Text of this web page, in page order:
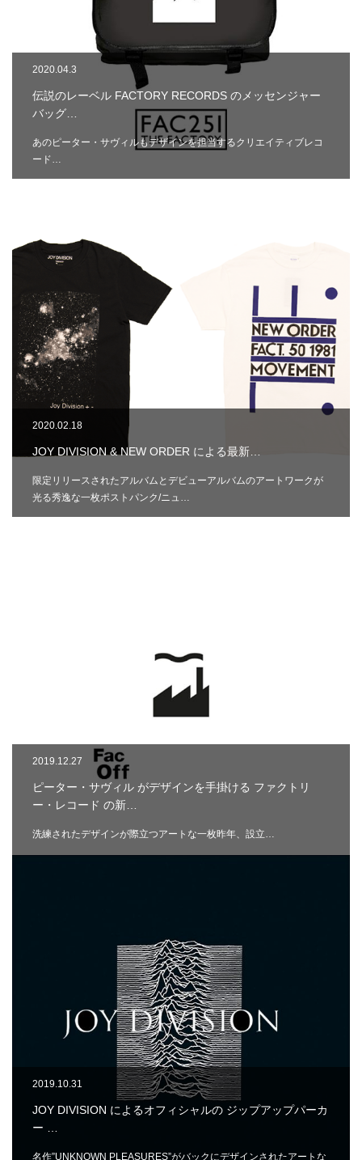
2020.04.3
伝説のレーベル FACTORY RECORDS のメッセンジャー
バッグ…
あのピーター・サヴィルもデザインを担当するクリエイティブレコ
ード…
2020.02.18
JOY DIVISION & NEW ORDER による最新…
限定リリースされたアルバムとデビューアルバムのアートワークが
光る秀逸な一枚ポストパンク/ニュ…
2019.12.27
ピーター・サヴィル がデザインを手掛ける ファクトリ
ー・レコード の新…
洗練されたデザインが際立つアートな一枚昨年、設立…
2019.10.31
JOY DIVISION によるオフィシャルの ジップアップパーカ
ー …
名作”UNKNOWN PLEASURES”がバックにデザインされたアートな